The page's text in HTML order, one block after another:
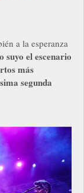
a la esperanza
suyo el escenario
más
segunda